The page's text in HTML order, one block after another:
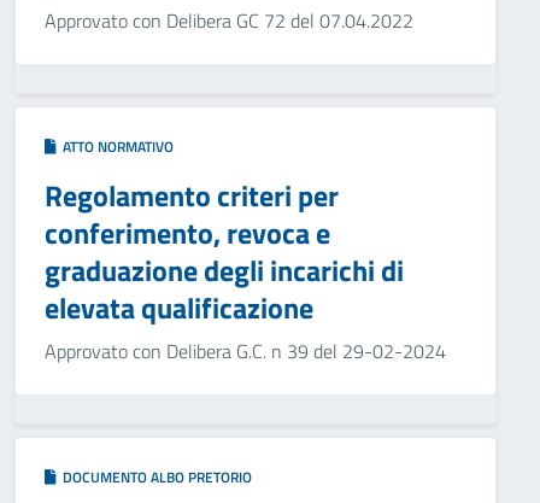
Approvato con Delibera GC 72 del 07.04.2022
ATTO NORMATIVO
Regolamento criteri per
conferimento, revoca e
graduazione degli incarichi di
elevata qualificazione
Approvato con Delibera G.C. n 39 del 29-02-2024
DOCUMENTO ALBO PRETORIO